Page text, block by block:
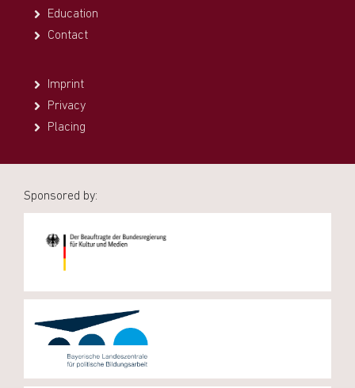
Education
Contact
Imprint
Privacy
Placing
Sponsored by: